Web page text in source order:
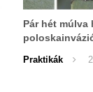
Pár hét múlva
Praktikák